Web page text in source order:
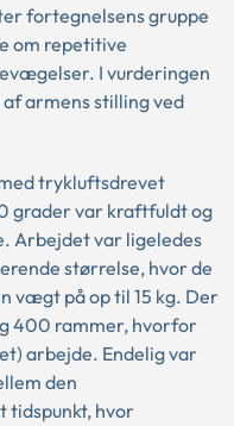
fortegnelsens gruppe
om repetitive
I vurderingen
armens stilling ved
trykluftsdrevet
grader var kraftfuldt og
Arbejdet var ligeledes
størrelse, hvor de
vægt på op til 15 kg. Der
400 rammer, hvorfor
arbejde. Endelig var
den
tidspunkt, hvor